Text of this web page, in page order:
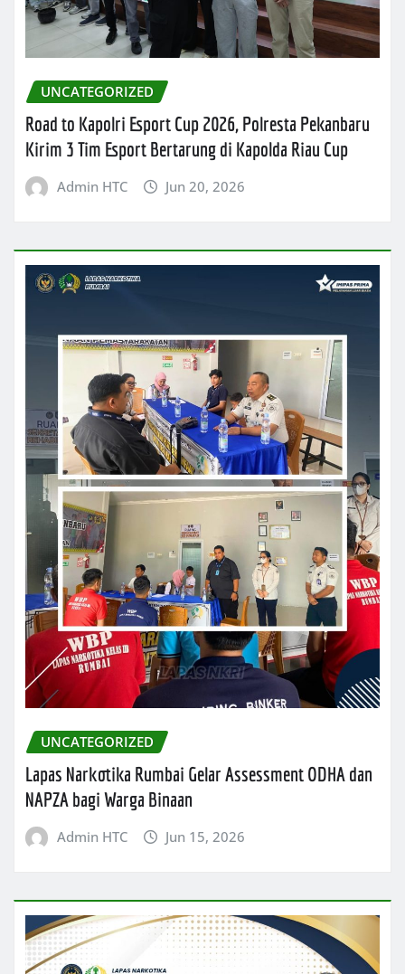
UNCATEGORIZED
Road to Kapolri Esport Cup 2026, Polresta Pekanbaru
Kirim 3 Tim Esport Bertarung di Kapolda Riau Cup
Admin HTC Jun 20, 2026
UNCATEGORIZED
Lapas Narkotika Rumbai Gelar Assessment ODHA dan
NAPZA bagi Warga Binaan
Admin HTC Jun 15, 2026